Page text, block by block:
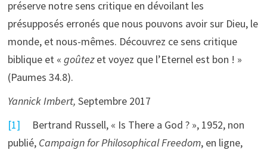
préserve notre sens critique en dévoilant les
présupposés erronés que nous pouvons avoir sur Dieu, le
monde, et nous-mêmes. Découvrez ce sens critique
biblique et «goûtezet voyez que l’Eternel est bon ! »
(Paumes 34.8).
Yannick Imbert, Septembre 2017
[1] Bertrand Russell, « Is There a God ? », 1952, non
publié, Campaign for Philosophical Freedom, en ligne,